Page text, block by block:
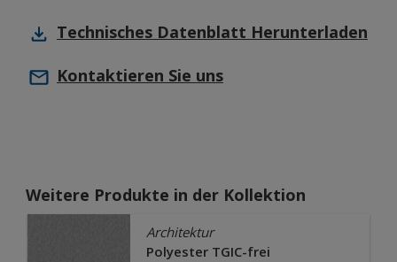
Technisches Datenblatt Herunterladen
Kontaktieren Sie uns
Weitere Produkte in der Kollektion
Architektur
Polyester TGIC-frei